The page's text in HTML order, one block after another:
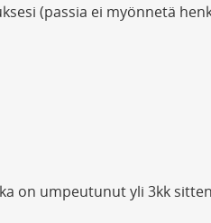
(passia ei myönnetä
on umpeutunut yli 3kk